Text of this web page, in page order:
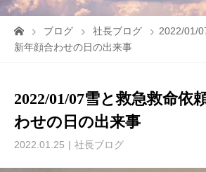
ブログ 社長ブログ
2022/01/
新年顔合わせの日の出来事
2022/01/07雪と救急救命依
わせの日の出来事
2022.01.25 社長ブログ